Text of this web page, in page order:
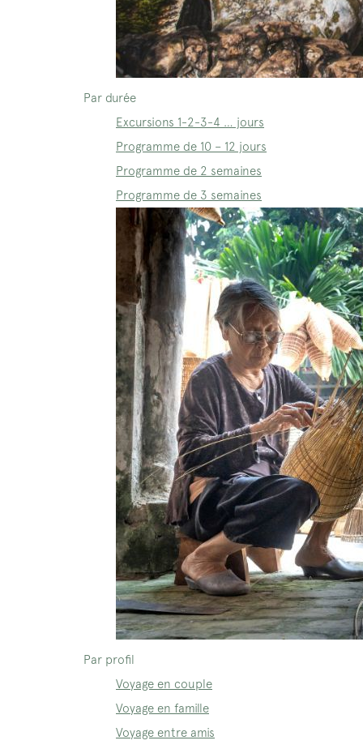
Par durée
Excursions 1-2-3-4 … jours
Programme de 10 – 12 jours
Programme de 2 semaines
Programme de 3 semaines
Par profil
Voyage en couple
Voyage en famille
Voyage entre amis